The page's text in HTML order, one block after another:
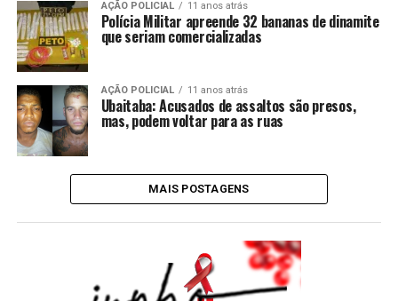
AÇÃO POLICIAL 11 anos atrás
Polícia Militar apreende 32 bananas de dinamite
que seriam comercializadas
AÇÃO POLICIAL 11 anos atrás
Ubaitaba: Acusados de assaltos são presos,
mas, podem voltar para as ruas
MAIS POSTAGENS